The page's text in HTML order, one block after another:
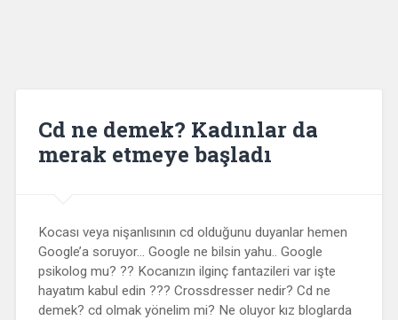
Cd ne demek? Kadınlar da
merak etmeye başladı
Kocası veya nişanlısının cd olduğunu duyanlar hemen
Google’a soruyor… Google ne bilsin yahu.. Google
psikolog mu? ?? Kocanızın ilginç fantazileri var işte
hayatım kabul edin ??? Crossdresser nedir? Cd ne
demek? cd olmak yönelim mi? Ne oluyor kız bloglarda